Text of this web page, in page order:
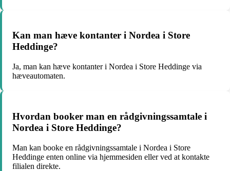
Kan man hæve kontanter i Nordea i Store
Heddinge?
Ja, man kan hæve kontanter i Nordea i Store Heddinge via
hæveautomaten.
Hvordan booker man en rådgivningssamtale i
Nordea i Store Heddinge?
Man kan booke en rådgivningssamtale i Nordea i Store
Heddinge enten online via hjemmesiden eller ved at kontakte
filialen direkte.